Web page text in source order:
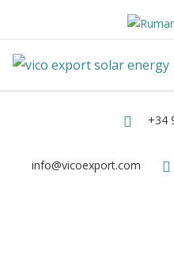
Vico Export
+34
Email
info@vicoexport.com